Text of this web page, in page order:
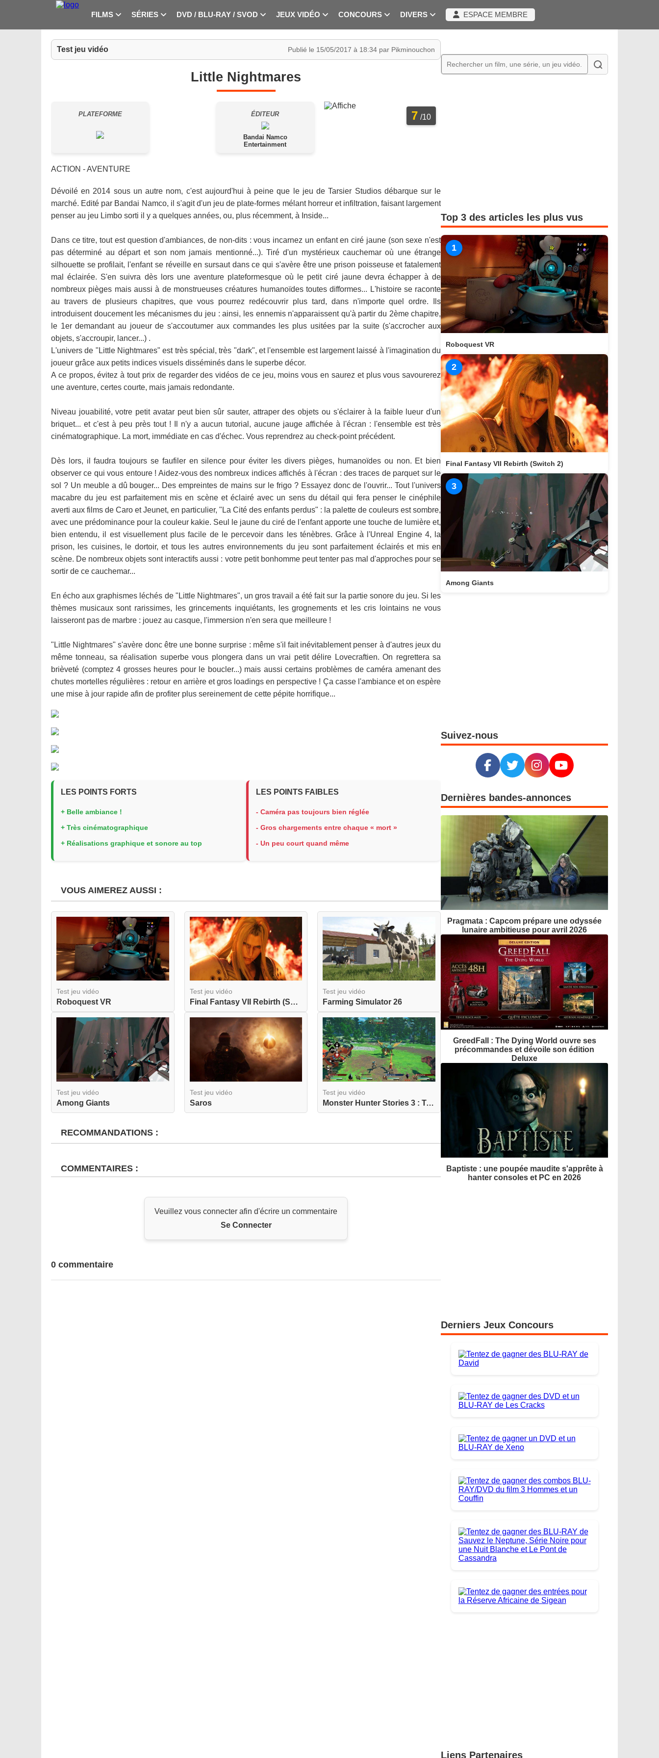
FILMS SÉRIES DVD / BLU-RAY / SVOD JEUX VIDÉO CONCOURS DIVERS ESPACE MEMBRE
Test jeu vidéo Publié le 15/05/2017 à 18:34 par Pikminouchon
Little Nightmares
7 /10
PLATEFORME ÉDITEUR
Bandai Namco
Entertainment
ACTION - AVENTURE
Dévoilé en 2014 sous un autre nom, c'est aujourd'hui à peine que le jeu de Tarsier Studios débarque sur le
marché. Edité par Bandai Namco, il s'agit d'un jeu de plate-formes mélant horreur et infiltration, faisant largement
penser au jeu Limbo sorti il y a quelques années, ou, plus récemment, à Inside...
Dans ce titre, tout est question d'ambiances, de non-dits : vous incarnez un enfant en ciré jaune (son sexe n'est
pas déterminé au départ et son nom jamais mentionné...). Tiré d'un mystérieux cauchemar où une étrange
silhouette se profilait, l'enfant se réveille en sursaut dans ce qui s'avère être une prison poisseuse et fatalement
mal éclairée. S'en suivra dès lors une aventure plateformesque où le petit ciré jaune devra échapper à de
nombreux pièges mais aussi à de monstrueuses créatures humanoïdes toutes difformes... L'histoire se raconte
au travers de plusieurs chapitres, que vous pourrez redécouvrir plus tard, dans n'importe quel ordre. Ils
introduisent doucement les mécanismes du jeu : ainsi, les ennemis n'apparaissent qu'à partir du 2ème chapitre,
le 1er demandant au joueur de s'accoutumer aux commandes les plus usitées par la suite (s'accrocher aux
objets, s'accroupir, lancer...) .
L'univers de "Little Nightmares" est très spécial, très "dark", et l'ensemble est largement laissé à l'imagination du
joueur grâce aux petits indices visuels disséminés dans le superbe décor.
A ce propos, évitez à tout prix de regarder des vidéos de ce jeu, moins vous en saurez et plus vous savourerez
une aventure, certes courte, mais jamais redondante.
Niveau jouabilité, votre petit avatar peut bien sûr sauter, attraper des objets ou s'éclairer à la faible lueur d'un
briquet... et c'est à peu près tout ! Il n'y a aucun tutorial, aucune jauge affichée à l'écran : l'ensemble est très
cinématographique. La mort, immédiate en cas d'échec. Vous reprendrez au check-point précédent.
Dès lors, il faudra toujours se faufiler en silence pour éviter les divers pièges, humanoïdes ou non. Et bien
observer ce qui vous entoure ! Aidez-vous des nombreux indices affichés à l'écran : des traces de parquet sur le
sol ? Un meuble a dû bouger... Des empreintes de mains sur le frigo ? Essayez donc de l'ouvrir... Tout l'univers
macabre du jeu est parfaitement mis en scène et éclairé avec un sens du détail qui fera penser le cinéphile
averti aux films de Caro et Jeunet, en particulier, "La Cité des enfants perdus" : la palette de couleurs est sombre,
avec une prédominance pour la couleur kakie. Seul le jaune du ciré de l'enfant apporte une touche de lumière et,
bien entendu, il est visuellement plus facile de le percevoir dans les ténèbres. Grâce à l'Unreal Engine 4, la
prison, les cuisines, le dortoir, et tous les autres environnements du jeu sont parfaitement éclairés et mis en
scène. De nombreux objets sont interactifs aussi : votre petit bonhomme peut tenter pas mal d'approches pour se
sortir de ce cauchemar...
En écho aux graphismes léchés de "Little Nightmares", un gros travail a été fait sur la partie sonore du jeu. Si les
thèmes musicaux sont rarissimes, les grincements inquiétants, les grognements et les cris lointains ne vous
laisseront pas de marbre : jouez au casque, l'immersion n'en sera que meilleure !
"Little Nightmares" s'avère donc être une bonne surprise : même s'il fait inévitablement penser à d'autres jeux du
même tonneau, sa réalisation superbe vous plongera dans un vrai petit délire Lovecraftien. On regrettera sa
brièveté (comptez 4 grosses heures pour le boucler...) mais aussi certains problèmes de caméra amenant des
chutes mortelles régulières : retour en arrière et gros loadings en perspective ! Ça casse l'ambiance et on espère
une mise à jour rapide afin de profiter plus sereinement de cette pépite horrifique...
LES POINTS FORTS
+ Belle ambiance !
+ Très cinématographique
+ Réalisations graphique et sonore au top
LES POINTS FAIBLES
- Caméra pas toujours bien réglée
- Gros chargements entre chaque « mort »
- Un peu court quand même
VOUS AIMEREZ AUSSI :
Test jeu vidéo
Roboquest VR
Test jeu vidéo
Final Fantasy VII Rebirth (Switch 2)
Test jeu vidéo
Farming Simulator 26
Test jeu vidéo
Among Giants
Test jeu vidéo
Saros
Test jeu vidéo
Monster Hunter Stories 3 : Twisted Reflection
RECOMMANDATIONS :
COMMENTAIRES :
Veuillez vous connecter afin d'écrire un commentaire
Se Connecter
0 commentaire
Top 3 des articles les plus vus
1
Roboquest VR
2
Final Fantasy VII Rebirth (Switch 2)
3
Among Giants
Suivez-nous
Dernières bandes-annonces
Pragmata : Capcom prépare une odyssée
lunaire ambitieuse pour avril 2026
GreedFall : The Dying World ouvre ses
précommandes et dévoile son édition
Deluxe
Baptiste : une poupée maudite s'apprête à
hanter consoles et PC en 2026
Derniers Jeux Concours
Liens Partenaires